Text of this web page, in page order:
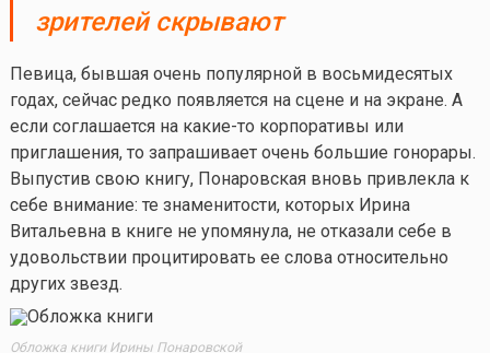
зрителей скрывают
Певица, бывшая очень популярной в восьмидесятых
годах, сейчас редко появляется на сцене и на экране. А
если соглашается на какие-то корпоративы или
приглашения, то запрашивает очень большие гонорары.
Выпустив свою книгу, Понаровская вновь привлекла к
себе внимание: те знаменитости, которых Ирина
Витальевна в книге не упомянула, не отказали себе в
удовольствии процитировать ее слова относительно
других звезд.
Обложка книги Ирины Понаровской